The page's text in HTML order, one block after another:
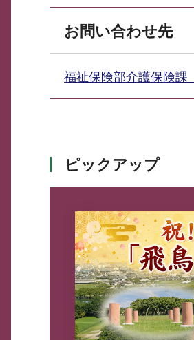
お問い合わせ先
福祉保険部介護保険課
ピックアップ